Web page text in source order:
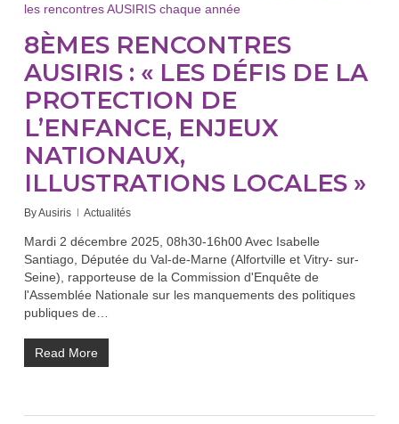
8ÈMES RENCONTRES
AUSIRIS : « LES DÉFIS DE LA
PROTECTION DE
L’ENFANCE, ENJEUX
NATIONAUX,
ILLUSTRATIONS LOCALES »
ByAusiris Actualités
Mardi 2 décembre 2025, 08h30-16h00 Avec Isabelle
Santiago, Députée du Val-de-Marne (Alfortville et Vitry- sur-
Seine), rapporteuse de la Commission d'Enquête de
l'Assemblée Nationale sur les manquements des politiques
publiques de…
Read More